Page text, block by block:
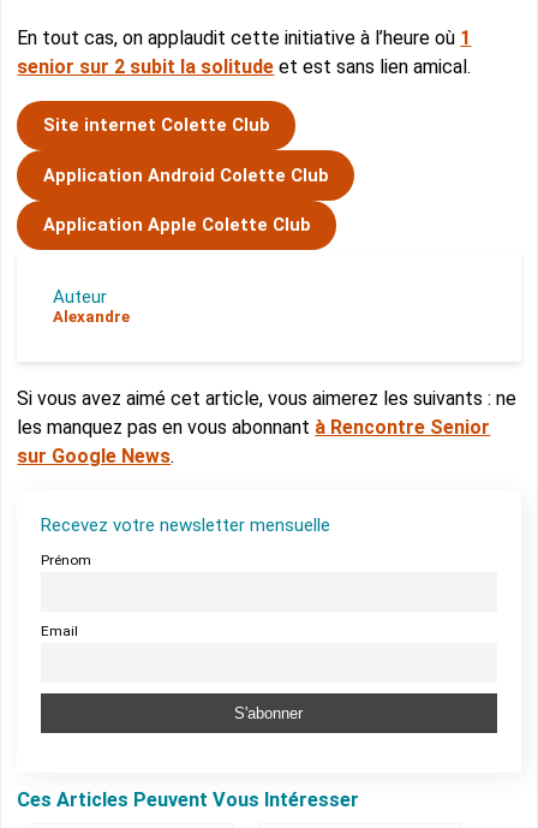
En tout cas, on applaudit cette initiative à l’heure où 1
senior sur 2 subit la solitude et est sans lien amical.
Site internet Colette Club
Application Android Colette Club
Application Apple Colette Club
Auteur
Alexandre
Si vous avez aimé cet article, vous aimerez les suivants : ne
les manquez pas en vous abonnant à Rencontre Senior
sur Google News.
Recevez votre newsletter mensuelle
Prénom
Email
Ces Articles Peuvent Vous Intéresser